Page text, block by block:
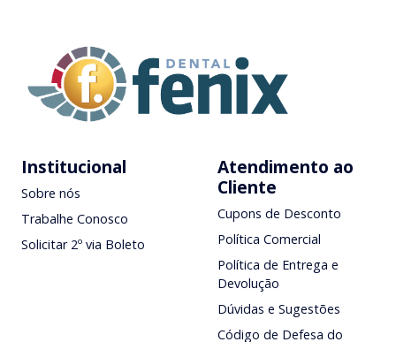
Institucional
Sobre nós
Trabalhe Conosco
Solicitar 2º via Boleto
Atendimento ao
Cliente
Cupons de Desconto
Política Comercial
Política de Entrega e
Devolução
Dúvidas e Sugestões
Código de Defesa do